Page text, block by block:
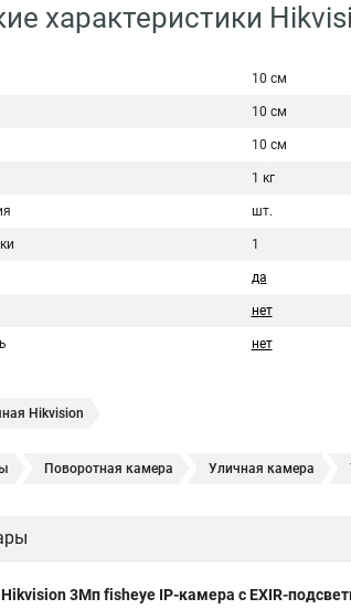
характеристики
10 см
10 см
10 см
1 кг
шт.
1
да
нет
нет
Hikvision
Поворотная камера Уличная камера
Hikvision 3Мп fisheye IP-камера c EXIR-